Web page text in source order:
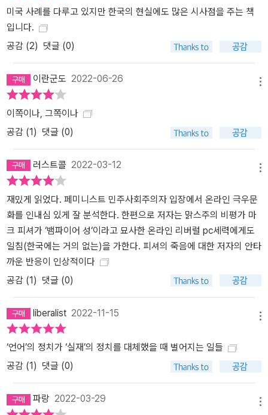
대표적인 주장은 백인민족주의와 반페미니즘으로, 이들은 다문화주
의와 페미니즘이 ‘문명의 쇠락’과 ‘문화적 퇴폐’를 가져온다고 믿는다.
을 대체할 ‘대안’ 세력을 만들어내는 것이다. 그러므로 대안우파는 기
며 명백히 선을 긋는다. 이에 따라 저자는 “새로운 우파의 감성을 여
타의 우익 운동이나 보수주의”의 일부로 해석하는 것과 거리를 두며,
그 대신 페페 밈을 올리는 인터넷 트롤과 온라인에서 벌어지는 각종
‘반도덕적 행위’를 합리화하는 이들의 감수성이 18세기 사드의 저작
까지 거슬러 올라갈 수 있는 ‘위반’의 전통을 따른다고 주장한다. 온라
인 극우의 도덕적 감수성을 ‘위반’이 차지했다면, 문화적 감수성을 차
지한 것은 ‘반문화’다. 저자는 광범위한 온라인 혐오 집단이 결집한 세
력화가 ‘반문화의 공백을 극우주의가 차지한 결과’라고 본다. 1960년
대와 1990년대 문화전쟁에서, 사실상 언제나 진보의 형식이었던 ‘반
문화’가 이제 온라인 극우의 형식이 되었다고 보는 저자는 반문화라
는 것은 말 그대로 형식일 뿐 그 내용은 무엇으로도 채워질 수 있다고
강조한다. 역사적으로 진보가 반문화와 맺은 관계도 ‘우연’에 불과하
장은 중요한 축으로 서 있으며, 앤절라 네이글의 온라인 문화전쟁 추
러냄으로써 그것이 어떻게 극단적 우익 정체성 정치로 발현되었는지
를 파고든 것이라고도 볼 수 있다. 저자는 반문화에 대한 무조건적인
상찬이 가져온 결과의 책임을 물으며 좌파의 성찰을 유도한다. 무원
칙적 반문화라는 형식을 그 자체로 ‘혁명적인’ 무언가로 착각해온 탓
를 기울이지 못했다는 것이다. 특히 인터넷문화에서 뚜렷하게 반문화
적 양태를 띠었던 익명성의 커뮤니티 초기에 좌파의 많은 이들이 ‘우
미국 사례를 다루고 있지만 한국의 현실에도 많은 시사점을 주는 책
입니다.
공감 (2) 댓글 (0)
이란군도 2022-06-26
이쪽이나, 그쪽이나
공감 (1) 댓글 (0)
러스트콜 2022-03-12
재밌게 읽었다. 페미니스트 민주사회주의자 입장에서 온라인 극우문
화를 인내심 있게 잘 분석한다. 한편으로 저자는 맑스주의 비평가 마
크 피셔가 ‘뱀파이어 성‘이라고 묘사한 온라인 리버럴 pc세력에게도
일침(한국에는 거의 없는)을 가한다. 피셔의 죽음에 대한 저자의 안타
까운 반응이 인상적이다
공감 (1) 댓글 (0)
liberalist 2022-11-15
‘언어’의 정치가 ‘실재’의 정치를 대체했을 때 벌어지는 일들
공감 (1 ) 댓글 (0)
파랑 2022-03-29